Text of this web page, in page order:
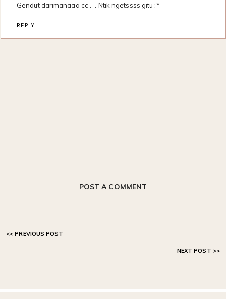
Gendut darimanaaa cc ._. Ntik ngetssss gitu :*
REPLY
POST A COMMENT